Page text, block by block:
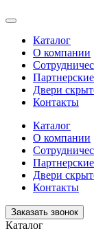
Каталог
О компании
Двери
Контакты
Каталог
О компании
Двери
Контакты
Заказать звонок
Каталог